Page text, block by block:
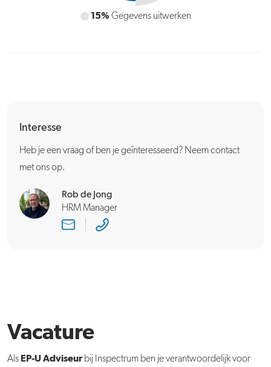
15% Gegevens uitwerken
15% Gegevens invoeren en aanleveren
Interesse
Heb je een vraag of ben je geïnteresseerd? Neem contact
met ons op.
Rob de Jong
HRM Manager
Vacature
Als EP-UAdviseurbij Inspectrum ben je verantwoordelijk voor